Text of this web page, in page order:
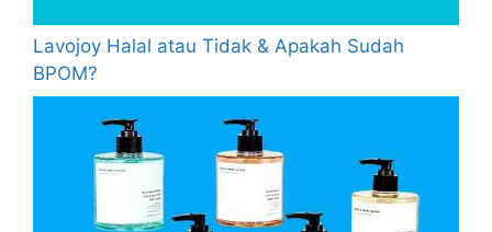
Lavojoy Halal atau Tidak & Apakah Sudah
BPOM?